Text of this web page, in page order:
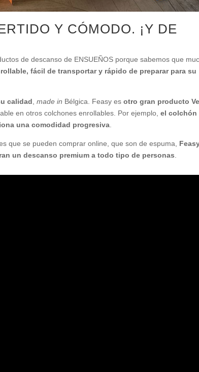
Y CÓMODO. ¡Y DE
de descanso de ENSUEÑOS porque sabemos que
fácil de transportar y rápido de preparar para su
calidad ,made in Bélgica. Feasy esotro gran producto
en otros colchones enrollables. Por ejemplo,el colchón
una comodidad progresiva
que se pueden comprar online, que son de espuma,
un descanso premium a todo tipo de personas